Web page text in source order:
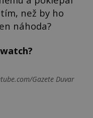
než by ho
náhoda?
Gazete Duvar